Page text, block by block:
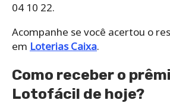
04 10 22.
Acompanhe se você acertou o
em Loterias Caixa.
Como receber o
Lotofácil de hoje?